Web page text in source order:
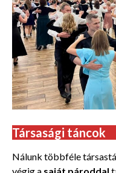
Társasági táncok
Nálunk többféle